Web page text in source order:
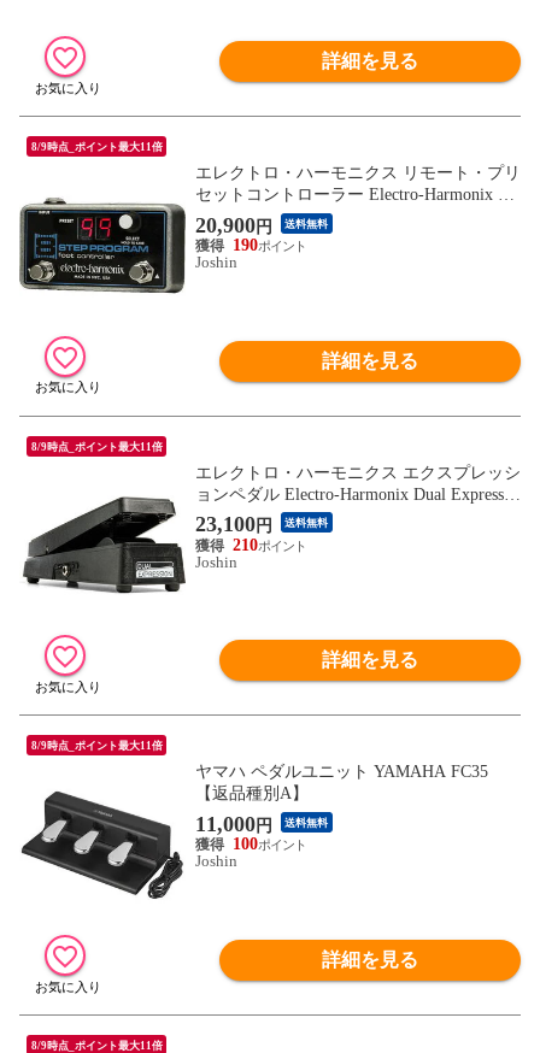
詳細を見る
8/9時点_ポイント最大11倍
エレクトロ・ハーモニクス リモート・プリ
セットコントローラー Electro-Harmonix 8 S
tep Program Foot Controller 8STEPPROGRA
MFOOTCON 【返品種別A】
20,900円 送料無料
190
Joshin
詳細を見る
8/9時点_ポイント最大11倍
エレクトロ・ハーモニクス エクスプレッシ
ョンペダル Electro-Harmonix Dual Expressio
n Pedal DUALEXPRESSIONPEDAL 【返品
種別A】
23,100円 送料無料
210
Joshin
詳細を見る
8/9時点_ポイント最大11倍
ヤマハ ペダルユニット YAMAHA FC35
【返品種別A】
11,000円 送料無料
100
Joshin
詳細を見る
8/9時点_ポイント最大11倍